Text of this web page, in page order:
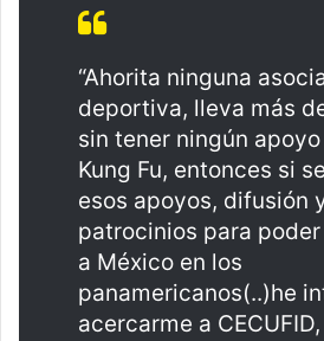
“Ahorita ninguna
deportiva, lleva más
sin tener ningún
Kung Fu, entonces si
esos apoyos, difusión
patrocinios para
a México en los
panamericanos(..)he
acercarme a